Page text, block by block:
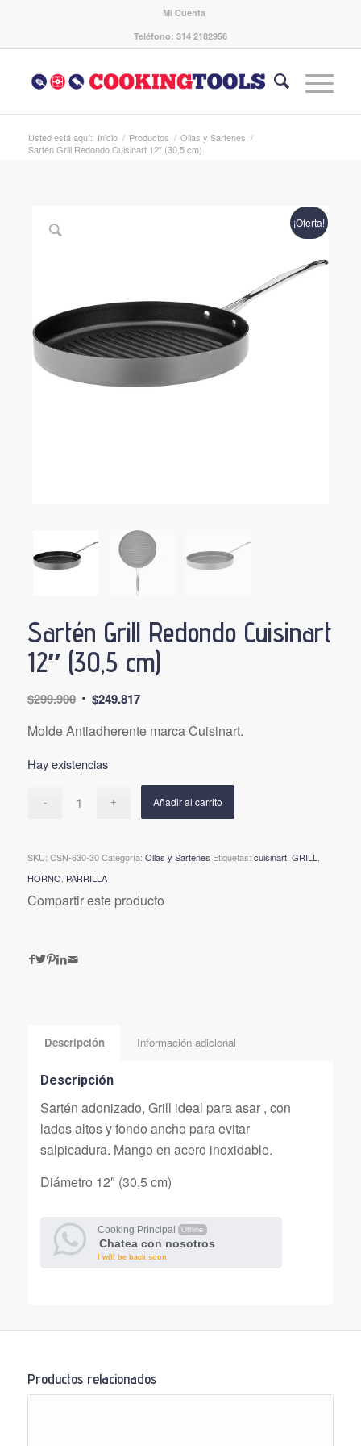
Mi Cuenta
Teléfono: 314 2182956
Usted está aquí: Inicio / Productos / Ollas y Sartenes /
Sartén Grill Redondo Cuisinart 12″ (30,5 cm)
¡Oferta!
Sartén Grill Redondo Cuisinart
12″ (30,5 cm)
$299.900 El
original
$299.900.
$249.817El
actual
Molde Antiadherente marca Cuisinart.
Hay existencias
Añadir al carrito
SKU: CSN-630-30 Categoría: Ollas y Sartenes Etiquetas: cuisinart, GRILL
HORNO PARRILLA
Compartir este producto
Descripción Información adicional
Descripción
Sartén adonizado, Grill ideal para asar , con
lados altos y fondo ancho para evitar
salpicadura. Mango en acero inoxidable.
Diámetro 12″ (30,5 cm)
Cooking Principal Offline
Chatea con nosotros
I will be back soon
Productos relacionados